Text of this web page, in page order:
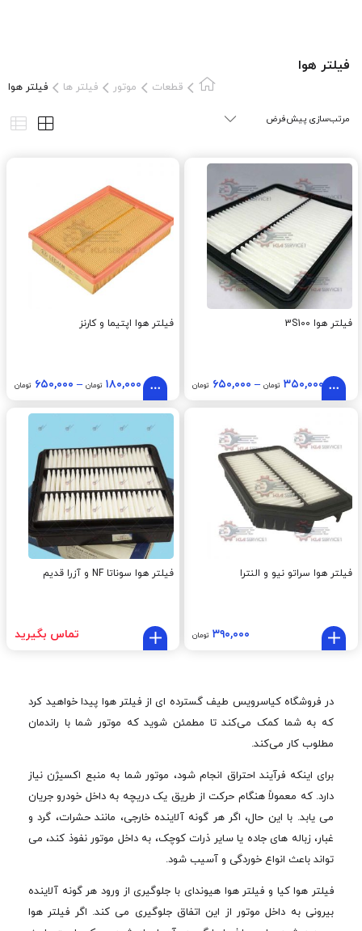
فیلتر هوا
قطعات موتور فيلتر ها فیلتر هوا
فیلتر هوا 3S100
۳۵۰,۰۰۰ تومان– ۶۵۰,۰۰۰ تومان
فیلتر هوا اپتیما و کارنز
۱۸۰,۰۰۰ تومان – ۶۵۰,۰۰۰ تومان
فیلتر هوا سراتو نیو و النترا
۳۹۰,۰۰۰ تومان
فیلتر هوا سوناتا NF و آزرا قدیم
تماس بگیرید
در فروشگاه کیاسرویس طیف گسترده ای از فیلتر هوا پیدا خواهید کرد
که به شما کمک می‌کند تا مطمئن شوید که موتور شما با راندمان
مطلوب کار می‌کند.
برای اینکه فرآیند احتراق انجام شود، موتور شما به منبع اکسیژن نیاز
دارد. که معمولاً هنگام حرکت از طریق یک دریچه به داخل خودرو جریان
می یابد. با این حال، اگر هر گونه آلاینده خارجی، مانند حشرات، گرد و
غبار، زباله های جاده یا سایر ذرات کوچک، به داخل موتور نفوذ کند، می
تواند باعث انواع خوردگی و آسیب شود.
فیلتر هوا کیا و فیلتر هوا هیوندای با جلوگیری از ورود هر گونه آلاینده
بیرونی به داخل موتور از این اتفاق جلوگیری می کند. اگر فیلتر هوا